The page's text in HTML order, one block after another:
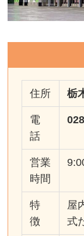
住所 栃
電
話
営業
時間
特
徴
屋
式